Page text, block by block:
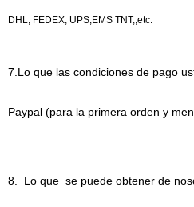
DHL, FEDEX, UPS,EMS TNT,,etc.
7.Lo que las condiciones de pago
Paypal (para la primera orden y
8. Lo que se puede obtener de